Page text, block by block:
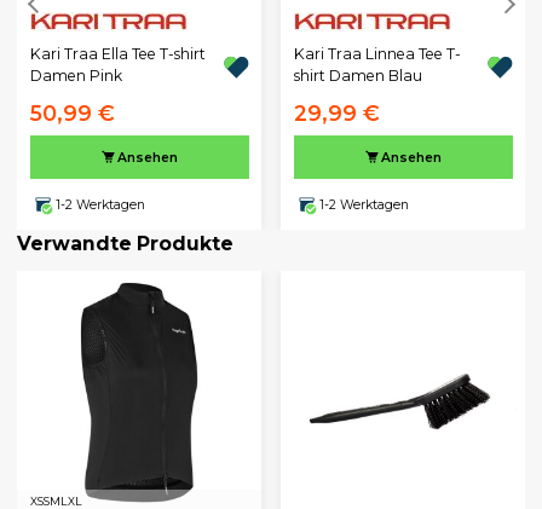
Kari Traa Ella Tee T-shirt
Damen Pink
50,99 €
Ansehen
1-2 Werktagen
Kari Traa Linnea Tee T-
shirt Damen Blau
29,99 €
Ansehen
1-2 Werktagen
Verwandte Produkte
XSSML XL